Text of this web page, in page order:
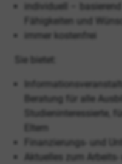
individuell –
Fähigkeiten und
immer kostenfrei
Sie bietet:
Beratung für alle
Studieninteressierte,
Eltern
Finanzierungs- und
Aktuelles zum